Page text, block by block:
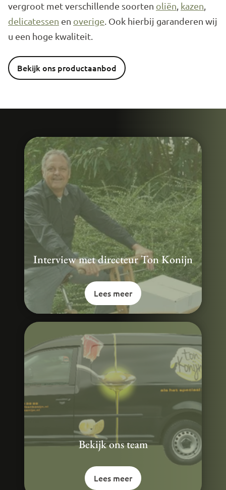
vergroot met verschillende soorten oliën, kazen,
delicatessen en overige. Ook hierbij garanderen wij
u een hoge kwaliteit.
Bekijk ons productaanbod
Interview met directeur Ton Konijn
Lees meer
Bekijk ons team
Lees meer